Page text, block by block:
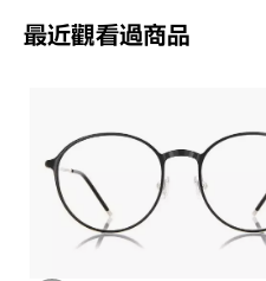
最近觀看過商品